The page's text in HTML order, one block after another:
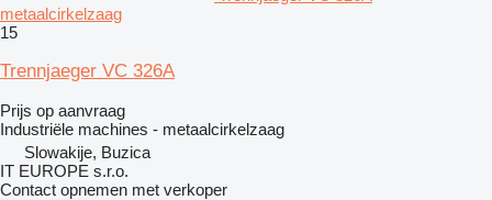
metaalcirkelzaag
15
Trennjaeger VC 326A
Prijs op aanvraag
Industriële machines - metaalcirkelzaag
Slowakije, Buzica
IT EUROPE s.r.o.
Contact opnemen met verkoper